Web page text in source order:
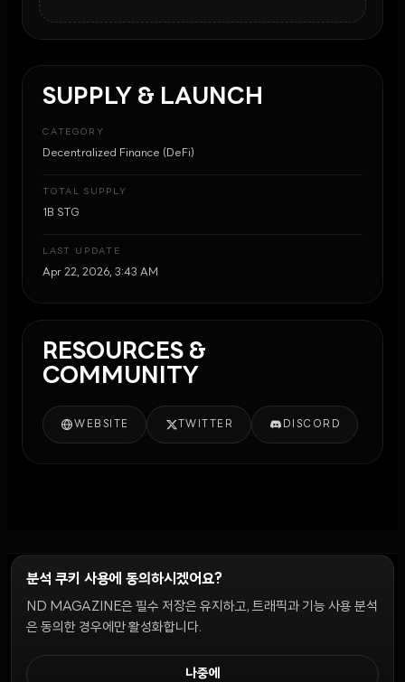
SUPPLY & LAUNCH
CATEGORY
Decentralized Finance (DeFi)
TOTAL SUPPLY
1B STG
LAST UPDATE
Apr 22, 2026, 3:43 AM
RESOURCES &
COMMUNITY
WEBSITE TWITTER DISCORD
윤리 원칙 Discord 봇캠페인 가이드커뮤니티 랭킹
쿠키 설정
분석 쿠키 사용에 동의하시겠어요?
ND MAGAZINE은 필수 저장은 유지하고, 트래픽과 기능 사용 분석
은 동의한 경우에만 활성화합니다.
나중에